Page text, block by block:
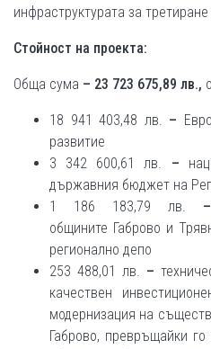
инфраструктурата за
Стойност на проекта:
Обща сума – 23 723 675,89 лв.,
18 941 403,48 лв. –
развитие
3 342 600,61 лв. –
държавния бюджет на
1 186 183,79 лв.
общините Габрово и
регионално депо
253 488,01 лв. –
качествен
модернизация на
Габрово, превръщайки